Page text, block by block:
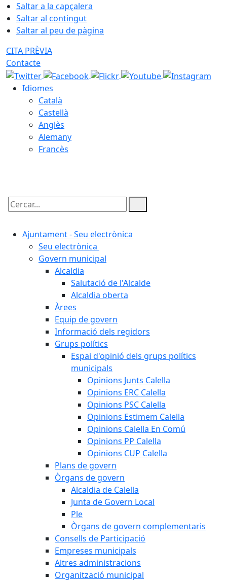
Saltar a la capçalera
Saltar al contingut
Saltar al peu de pàgina
CITA PRÈVIA
Contacte
Idiomes
Català
Castellà
Anglès
Alemany
Francès
Cercar:
Ajuntament - Seu electrònica
Seu electrònica
Govern municipal
Alcaldia
Salutació de l'Alcalde
Alcaldia oberta
Àrees
Equip de govern
Informació dels regidors
Grups polítics
Espai d'opinió dels grups polítics
municipals
Opinions Junts Calella
Opinions ERC Calella
Opinions PSC Calella
Opinions Estimem Calella
Opinions Calella En Comú
Opinions PP Calella
Opinions CUP Calella
Plans de govern
Òrgans de govern
Alcaldia de Calella
Junta de Govern Local
Ple
Òrgans de govern complementaris
Consells de Participació
Empreses municipals
Altres administracions
Organització municipal